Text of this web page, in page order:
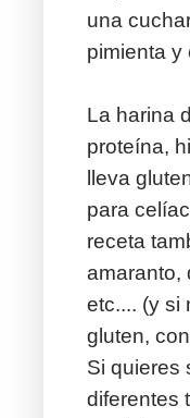
una
pimienta y
La harina
proteína,
lleva
para
receta
amaranto,
etc.... (y si
gluten,
Si quieres
diferentes